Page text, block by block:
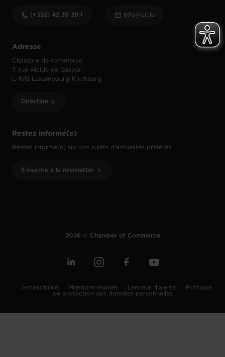
Restez informé(e)
Restez informé(e) sur vos sujets d’actualités préférés.
S'inscrire à la newsletter
Adresse
Chambre de commerce
7, rue Alcide de Gasperi
L-1615 Luxembourg-Kirchberg
Direction
(+352) 42 39 39 1 info@cc.lu
2026 © Chamber of Commerce
Accessibilité Mentions légales Lanceur d'alerte
Politique
de protection des données personnelles